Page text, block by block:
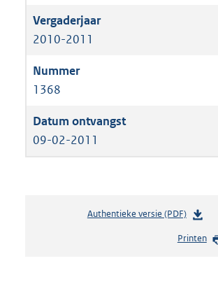
2010-2011
1368
09-02-2011
Authentieke versie (PDF)b
s
Printen